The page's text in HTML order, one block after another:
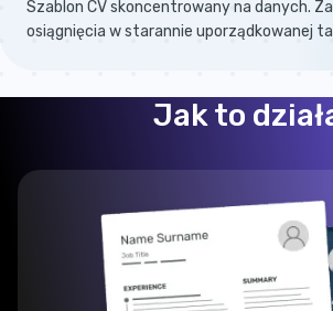
Szablon CV skoncentrowany na danych.
osiągnięcia w starannie uporządkowanej
Jak to